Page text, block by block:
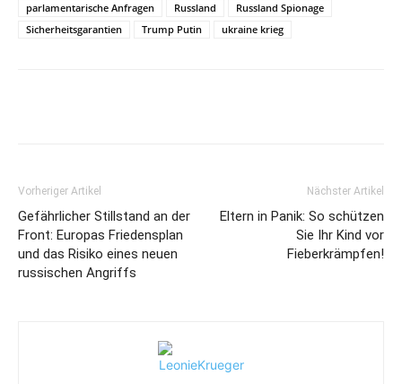
parlamentarische Anfragen
Russland
Russland Spionage
Sicherheitsgarantien
Trump Putin ukraine krieg
Vorheriger Artikel
Gefährlicher Stillstand an der
Front: Europas Friedensplan
und das Risiko eines neuen
russischen Angriffs
Nächster Artikel
Eltern in Panik: So schützen
Sie Ihr Kind vor
Fieberkrämpfen!